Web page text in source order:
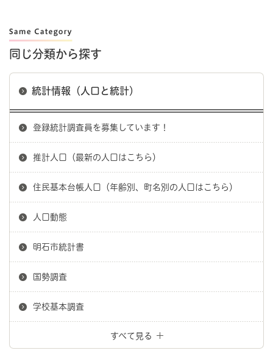
同じ分類から探す
統計情報（人口と統計）
登録統計調査員を募集しています！
推計人口（最新の人口はこちら）
住民基本台帳人口（年齢別、町名別の人口はこちら）
人口動態
明石市統計書
国勢調査
学校基本調査
すべて見る